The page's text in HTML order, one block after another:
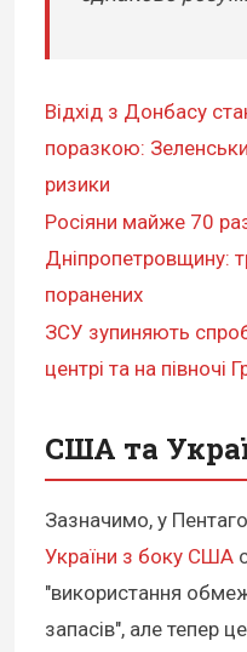
Відхід з Донбасу
поразкою:
ризики
Росіяни майже 70
Дніпропетровщину:
поранених
ЗСУ зупиняють
центрі та на півночі
США та
Зазначимо, у
України з боку США
"використання
запасів", але тепер